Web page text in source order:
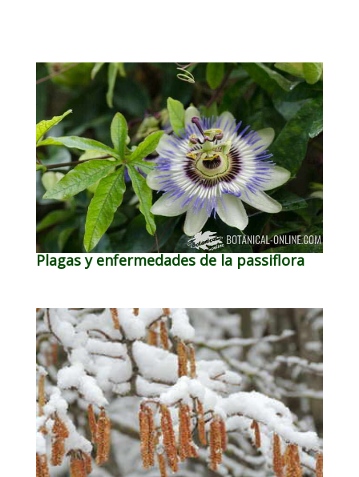
Plagas y enfermedades de la passiflora